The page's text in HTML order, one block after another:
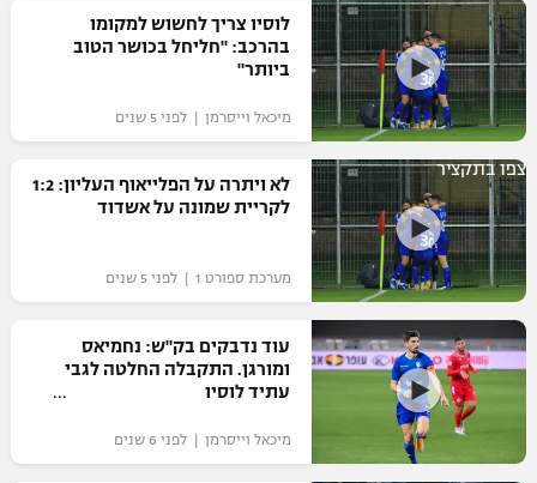
לוסיו צריך לחשוש למקומו
בהרכב: "חליחל בכושר הטוב
ביותר"
מיכאל וייסרמן | לפני 5 שנים
צפו בתקציר
לא ויתרה על הפלייאוף העליון: 1:2
לקריית שמונה על אשדוד
מערכת ספורט 1 | לפני 5 שנים
עוד נדבקים בק"ש: נחמיאס
ומורגן. התקבלה החלטה לגבי
עתיד לוסיו
מיכאל וייסרמן | לפני 6 שנים